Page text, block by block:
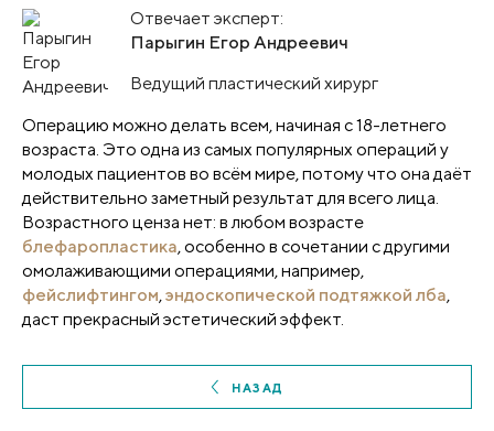
Отвечает эксперт:
Парыгин Егор Андреевич
Ведущий пластический хирург
Операцию можно делать всем, начиная с 18-летнего
возраста. Это одна из самых популярных операций у
молодых пациентов во всём мире, потому что она даёт
действительно заметный результат для всего лица.
Возрастного ценза нет: в любом возрасте
блефаропластика, особенно в сочетании с другими
омолаживающими операциями, например,
фейслифтингом,эндоскопической подтяжкой лба,
даст прекрасный эстетический эффект.
НАЗАД